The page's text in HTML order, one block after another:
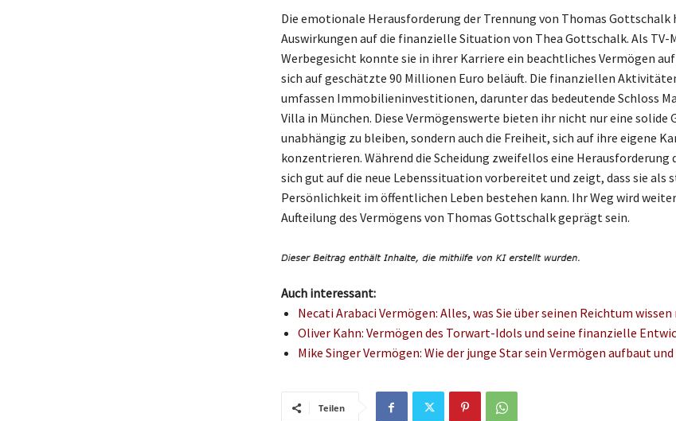
Die emotionale Herausforderung der Trennung von Thomas Gottschalk
Auswirkungen auf die finanzielle Situation von Thea Gottschalk. Als TV-
Werbegesicht konnte sie in ihrer Karriere ein beachtliches Vermögen
sich auf geschätzte 90 Millionen Euro beläuft. Die finanziellen
umfassen Immobilieninvestitionen, darunter das bedeutende Schloss
Villa in München. Diese Vermögenswerte bieten ihr nicht nur eine solide
unabhängig zu bleiben, sondern auch die Freiheit, sich auf ihre eigene
konzentrieren. Während die Scheidung zweifellos eine
sich gut auf die neue Lebenssituation vorbereitet und zeigt, dass sie als
Persönlichkeit im öffentlichen Leben bestehen kann. Ihr Weg wird
Aufteilung des Vermögens von Thomas Gottschalk geprägt sein.
Auch interessant:
Necati Arabaci Vermögen: Alles, was Sie über seinen Reichtum wissen
Oliver Kahn: Vermögen des Torwart-Idols und seine finanzielle
Mike Singer Vermögen: Wie der junge Star sein Vermögen aufbaut
Teilen